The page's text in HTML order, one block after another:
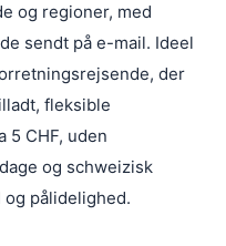
og regioner, med
sendt på e-mail. Ideel
der
fleksible
5 CHF, uden
og schweizisk
pålidelighed.